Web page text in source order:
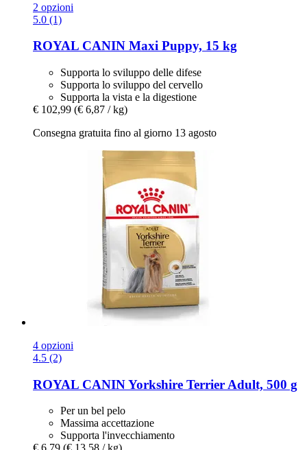
2 opzioni
5.0 (1)
ROYAL CANIN Maxi Puppy, 15 kg
Supporta lo sviluppo delle difese
Supporta lo sviluppo del cervello
Supporta la vista e la digestione
€ 102,99 (€ 6,87 / kg)
Consegna gratuita fino al giorno 13 agosto
4 opzioni
4.5 (2)
ROYAL CANINYorkshire Terrier Adult, 500 g
Per un bel pelo
Massima accettazione
Supporta l'invecchiamento